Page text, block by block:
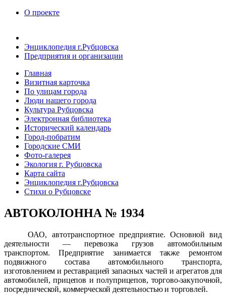
О проекте
Энциклопедия г.Рубцовска
Предприятия и организации
Главная
Визитная карточка
По улицам города
Люди нашего города
Культура Рубцовска
Электронная библиотека
Исторический календарь
Город-побратим
Городские СМИ
Фото-галерея
Экология г. Рубцовска
Карта сайта
Энциклопедия г.Рубцовска
Стихи о Рубцовске
АВТОКОЛОННА № 1934
ОАО, автотранспортное предприятие.Основной вид
деятельности — перевозка грузов автомобильным
транспортом. Предприятие занимается также ремонтом
подвижного состава автомобильного транспорта,
изготовлением и реставрацией запасных частей и агрегатов для
автомобилей, прицепов и полуприцепов, торгово-закупочной,
посреднической, коммерческой деятельностью и торговлей.